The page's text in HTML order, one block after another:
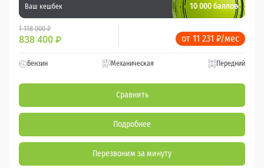
Ваш кешбек 10 000 баллов
1 118 000 ₽
838 400 ₽ от 11 231 ₽/мес
Бензин Механическая Передний
Сравнить
Подробнее
Перезвоним за минуту